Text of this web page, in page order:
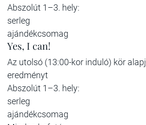
Abszolút 1–3. hely:
serleg
ajándékcsomag
Yes, I can!
Az utolsó (13:00-kor induló) kör
eredményt
Abszolút 1–3. hely:
serleg
ajándékcsomag